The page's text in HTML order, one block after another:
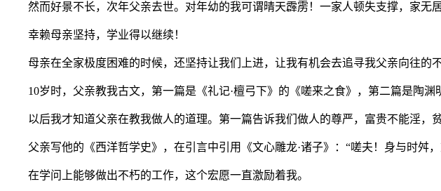
然而好景不长，次年父亲去世。对年幼的我可谓晴天霹雳！一家人顿失支撑，家无
幸赖母亲坚持，学业得以继续！
母亲在全家极度困难的时候，还坚持让我们上进，让我有机会去追寻我父亲向往的
10岁时，父亲教我古文，第一篇是《礼记·檀弓下》的《嗟来之食》，第二篇是陶渊
以后我才知道父亲在教我做人的道理。第一篇告诉我们做人的尊严，富贵不能淫，
父亲写他的《西洋哲学史》，在引言中引用《文心雕龙·诸子》：“嗟夫！身与时舛
在学问上能够做出不朽的工作，这个宏愿一直激励着我。